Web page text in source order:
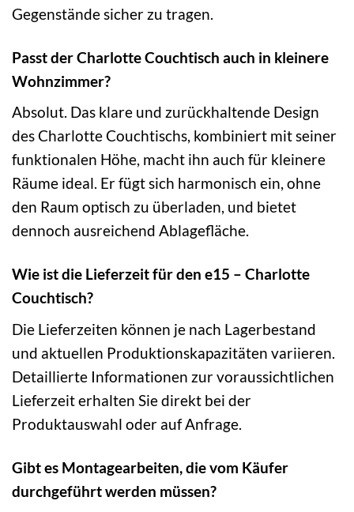
Gegenstände sicher zu tragen.
Passt der Charlotte Couchtisch auch in kleinere
Wohnzimmer?
Absolut. Das klare und zurückhaltende Design
des Charlotte Couchtischs, kombiniert mit seiner
funktionalen Höhe, macht ihn auch für kleinere
Räume ideal. Er fügt sich harmonisch ein, ohne
den Raum optisch zu überladen, und bietet
dennoch ausreichend Ablagefläche.
Wie ist die Lieferzeit für den e15 – Charlotte
Couchtisch?
Die Lieferzeiten können je nach Lagerbestand
und aktuellen Produktionskapazitäten variieren.
Detaillierte Informationen zur voraussichtlichen
Lieferzeit erhalten Sie direkt bei der
Produktauswahl oder auf Anfrage.
Gibt es Montagearbeiten, die vom Käufer
durchgeführt werden müssen?